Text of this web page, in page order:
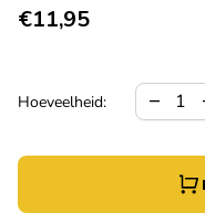
Normale prijs
€11,95
Hoeveelheid: remove